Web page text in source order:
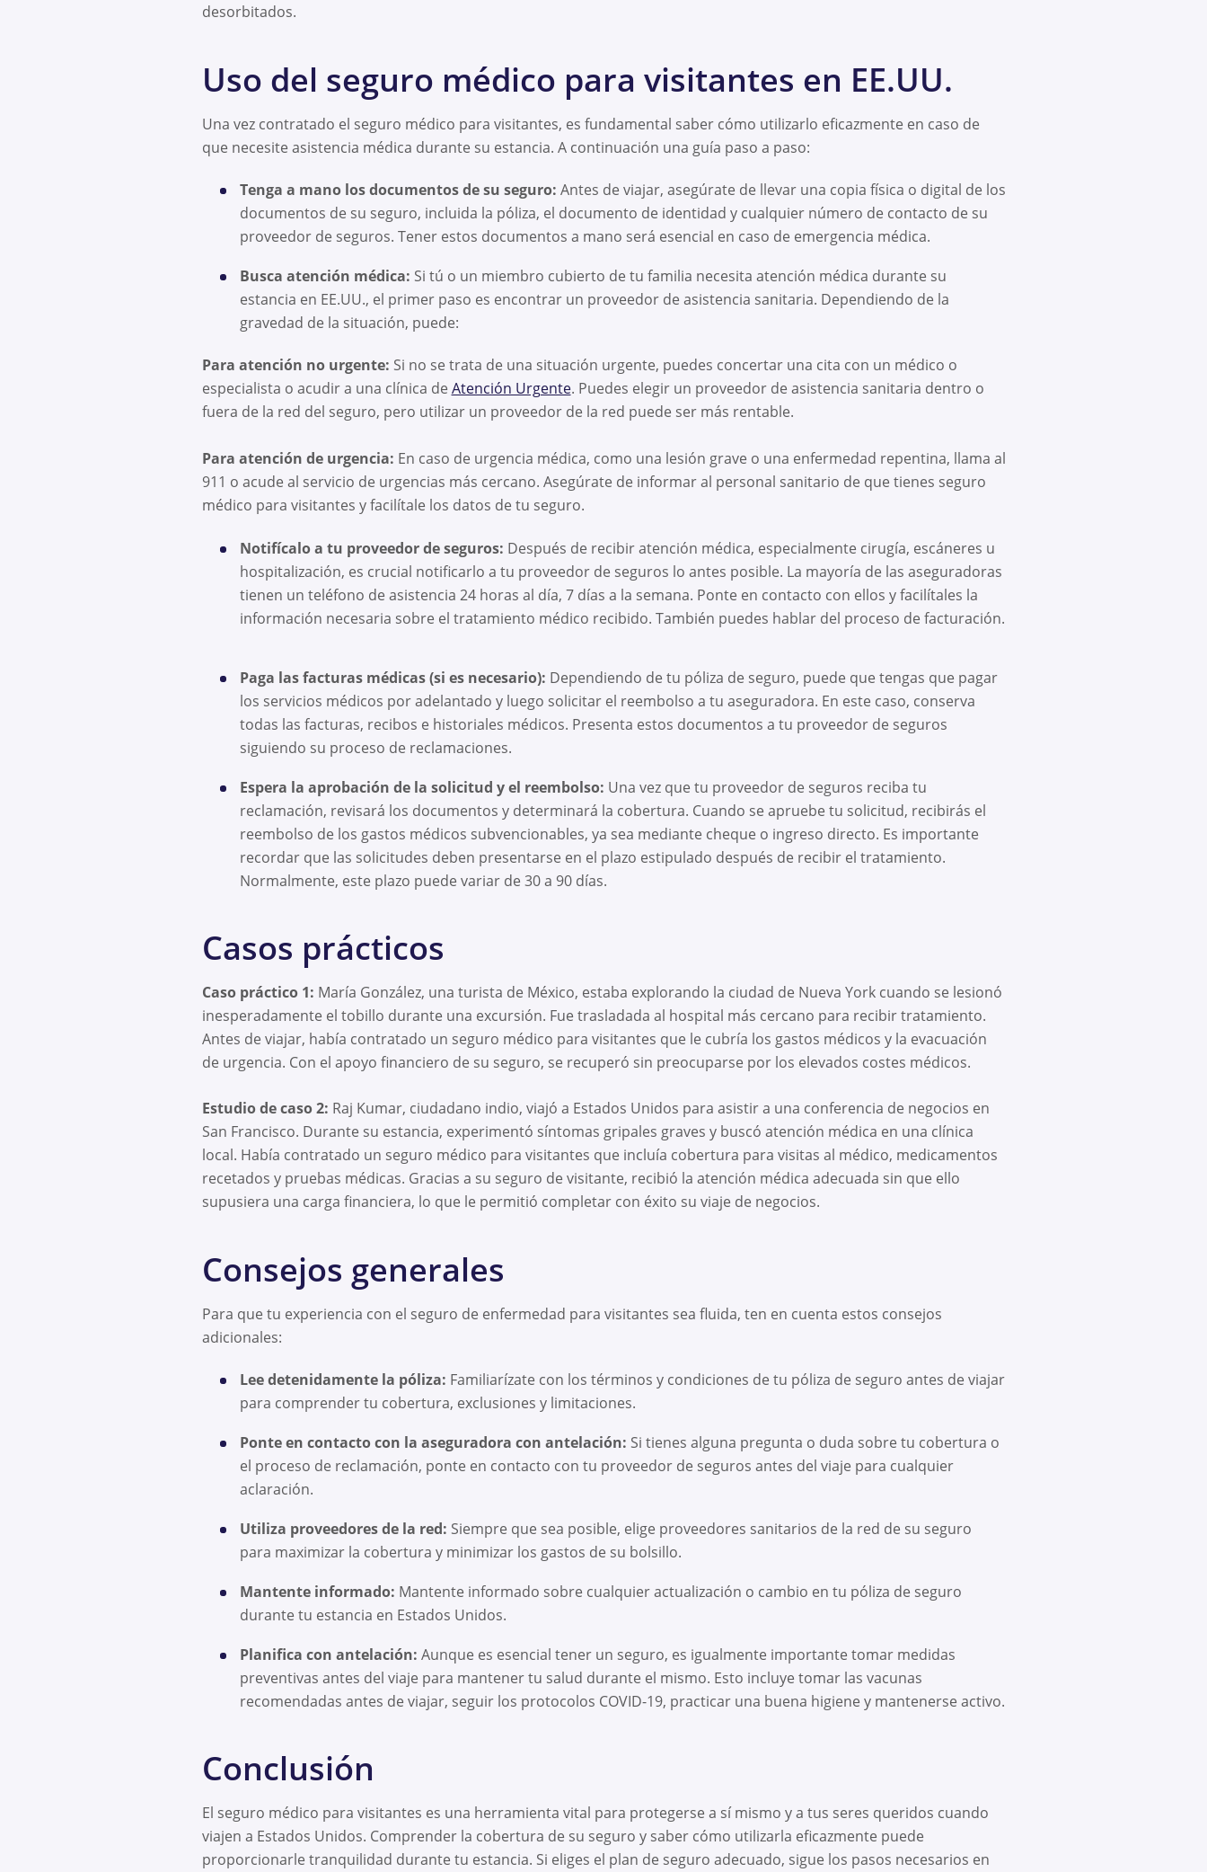
desorbitados.
Uso del seguro médico para visitantes en EE.UU.
Una vez contratado el seguro médico para visitantes, es fundamental saber cómo utilizarlo eficazmente en caso de
que necesite asistencia médica durante su estancia. A continuación una guía paso a paso:
Tenga a mano los documentos de su seguro: Antes de viajar, asegúrate de llevar una copia física o digital de los
documentos de su seguro, incluida la póliza, el documento de identidad y cualquier número de contacto de su
proveedor de seguros. Tener estos documentos a mano será esencial en caso de emergencia médica.
Busca atención médica: Si tú o un miembro cubierto de tu familia necesita atención médica durante su
estancia en EE.UU., el primer paso es encontrar un proveedor de asistencia sanitaria. Dependiendo de la
gravedad de la situación, puede:
Para atención no urgente: Si no se trata de una situación urgente, puedes concertar una cita con un médico o
especialista o acudir a una clínica de Atención Urgente. Puedes elegir un proveedor de asistencia sanitaria dentro o
fuera de la red del seguro, pero utilizar un proveedor de la red puede ser más rentable.
Para atención de urgencia: En caso de urgencia médica, como una lesión grave o una enfermedad repentina, llama al
911 o acude al servicio de urgencias más cercano. Asegúrate de informar al personal sanitario de que tienes seguro
médico para visitantes y facilítale los datos de tu seguro.
Notifícalo a tu proveedor de seguros: Después de recibir atención médica, especialmente cirugía, escáneres u
hospitalización, es crucial notificarlo a tu proveedor de seguros lo antes posible. La mayoría de las aseguradoras
tienen un teléfono de asistencia 24 horas al día, 7 días a la semana. Ponte en contacto con ellos y facilítales la
información necesaria sobre el tratamiento médico recibido. También puedes hablar del proceso de facturación.
Paga las facturas médicas (si es necesario): Dependiendo de tu póliza de seguro, puede que tengas que pagar
los servicios médicos por adelantado y luego solicitar el reembolso a tu aseguradora. En este caso, conserva
todas las facturas, recibos e historiales médicos. Presenta estos documentos a tu proveedor de seguros
siguiendo su proceso de reclamaciones.
Espera la aprobación de la solicitud y el reembolso: Una vez que tu proveedor de seguros reciba tu
reclamación, revisará los documentos y determinará la cobertura. Cuando se apruebe tu solicitud, recibirás el
reembolso de los gastos médicos subvencionables, ya sea mediante cheque o ingreso directo. Es importante
recordar que las solicitudes deben presentarse en el plazo estipulado después de recibir el tratamiento.
Normalmente, este plazo puede variar de 30 a 90 días.
Casos prácticos
Caso práctico 1: María González, una turista de México, estaba explorando la ciudad de Nueva York cuando se lesionó
inesperadamente el tobillo durante una excursión. Fue trasladada al hospital más cercano para recibir tratamiento.
Antes de viajar, había contratado un seguro médico para visitantes que le cubría los gastos médicos y la evacuación
de urgencia. Con el apoyo financiero de su seguro, se recuperó sin preocuparse por los elevados costes médicos.
Estudio de caso 2: Raj Kumar, ciudadano indio, viajó a Estados Unidos para asistir a una conferencia de negocios en
San Francisco. Durante su estancia, experimentó síntomas gripales graves y buscó atención médica en una clínica
local. Había contratado un seguro médico para visitantes que incluía cobertura para visitas al médico, medicamentos
recetados y pruebas médicas. Gracias a su seguro de visitante, recibió la atención médica adecuada sin que ello
supusiera una carga financiera, lo que le permitió completar con éxito su viaje de negocios.
Consejos generales
Para que tu experiencia con el seguro de enfermedad para visitantes sea fluida, ten en cuenta estos consejos
adicionales:
Lee detenidamente la póliza: Familiarízate con los términos y condiciones de tu póliza de seguro antes de viajar
para comprender tu cobertura, exclusiones y limitaciones.
Ponte en contacto con la aseguradora con antelación: Si tienes alguna pregunta o duda sobre tu cobertura o
el proceso de reclamación, ponte en contacto con tu proveedor de seguros antes del viaje para cualquier
aclaración.
Utiliza proveedores de la red: Siempre que sea posible, elige proveedores sanitarios de la red de su seguro
para maximizar la cobertura y minimizar los gastos de su bolsillo.
Mantente informado: Mantente informado sobre cualquier actualización o cambio en tu póliza de seguro
durante tu estancia en Estados Unidos.
Planifica con antelación: Aunque es esencial tener un seguro, es igualmente importante tomar medidas
preventivas antes del viaje para mantener tu salud durante el mismo. Esto incluye tomar las vacunas
recomendadas antes de viajar, seguir los protocolos COVID-19, practicar una buena higiene y mantenerse activo.
Conclusión
El seguro médico para visitantes es una herramienta vital para protegerse a sí mismo y a tus seres queridos cuando
viajen a Estados Unidos. Comprender la cobertura de su seguro y saber cómo utilizarla eficazmente puede
proporcionarle tranquilidad durante tu estancia. Si eliges el plan de seguro adecuado, sigue los pasos necesarios en